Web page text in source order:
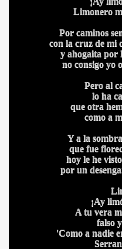
Limonero
Por caminos
con la cruz de mi
y ahogaita por
no consigo yo
Pero al
lo ha
que otra
como a
Y a la
que fue
hoy le he
por un
¡Ay
A tu vera
falso
'Como a nadie